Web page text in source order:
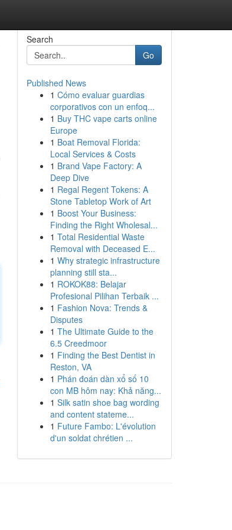
Search
Go
Published News
1 Cómo evaluar guardias
corporativos con un enfoq...
1 Buy THC vape carts online
Europe
1 Boat Removal Florida:
Local Services & Costs
1 Brand Vape Factory: A
Deep Dive
1 Regal Regent Tokens: A
Stone Tabletop Work of Art
1 Boost Your Business:
Finding the Right Wholesal...
1 Total Residential Waste
Removal with Deceased E...
1 Why strategic infrastructure
planning still sta...
1 ROKOK88: Belajar
Profesional Pilihan Terbaik ...
1 Fashion Nova: Trends &
Disputes
1 The Ultimate Guide to the
6.5 Creedmoor
1 Finding the Best Dentist in
Reston, VA
1 Phán đoán dàn xổ số 10
con MB hôm nay: Khả năng...
1 Silk satin shoe bag wording
and content stateme...
1 Future Fambo: L'évolution
d'un soldat chrétien ...